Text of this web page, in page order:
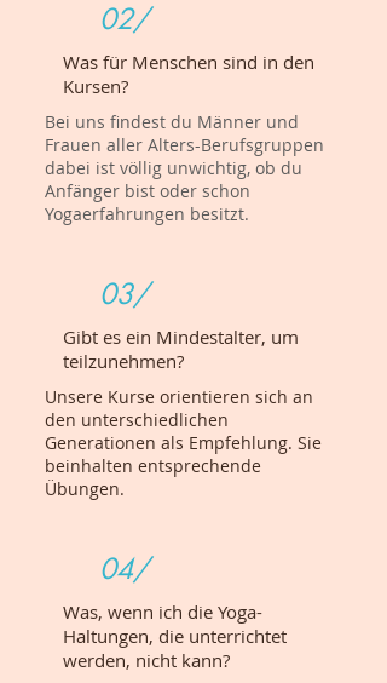
02/
Was für Menschen sind in den
Kursen?
Bei uns findest du Männer und
Frauen aller Alters-Berufsgruppen
dabei ist völlig unwichtig, ob du
Anfänger bist oder schon
Yogaerfahrungen besitzt.
03/
Gibt es ein Mindestalter, um
teilzunehmen?
Unsere Kurse orientieren sich an
den unterschiedlichen
Generationen als Empfehlung. Sie
beinhalten entsprechende
Übungen.
04/
Was, wenn ich die Yoga-
Haltungen, die unterrichtet
werden, nicht kann?